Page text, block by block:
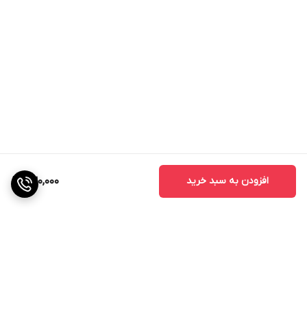
230,000 افزودن به سبد خرید